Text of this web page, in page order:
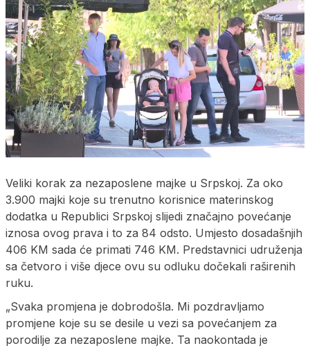
Veliki korak za nezaposlene majke u Srpskoj. Za oko
3.900 majki koje su trenutno korisnice materinskog
dodatka u Republici Srpskoj slijedi značajno povećanje
iznosa ovog prava i to za 84 odsto. Umjesto dosadašnjih
406 KM sada će primati 746 KM. Predstavnici udruženja
sa četvoro i više djece ovu su odluku dočekali raširenih
ruku.
„Svaka promjena je dobrodošla. Mi pozdravljamo
promjene koje su se desile u vezi sa povećanjem za
porodilje za nezaposlene majke. Ta naokontada je